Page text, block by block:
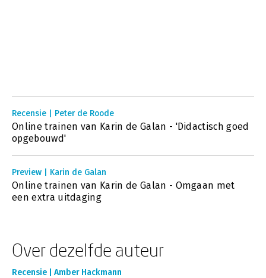
Recensie | Peter de Roode
Online trainen van Karin de Galan - 'Didactisch goed
opgebouwd'
Preview | Karin de Galan
Online trainen van Karin de Galan - Omgaan met
een extra uitdaging
Over dezelfde auteur
Recensie | Amber Hackmann